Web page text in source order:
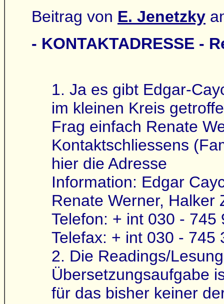
Beitrag von E. Jenetzky
- KONTAKTADRESSE -
1. Ja es gibt Edgar-
im kleinen Kreis
Frag einfach Renate
Kontaktschliessens
hier die Adresse
Information: Edgar
Renate Werner, Halker
Telefon: + int 030 - 745
Telefax: + int 030 - 745
2. Die Readings/
Übersetzungsaufgabe
für das bisher keiner